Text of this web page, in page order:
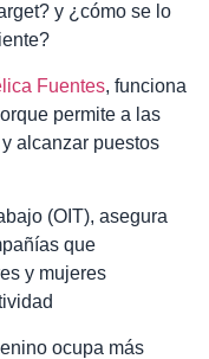
y ¿cómo se lo
Fuentes, funciona
permite a las
alcanzar puestos
(OIT), asegura
que
y mujeres
ocupa más